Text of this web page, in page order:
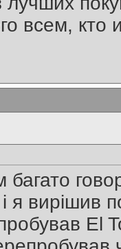
всем, кто
багато
я вирішив